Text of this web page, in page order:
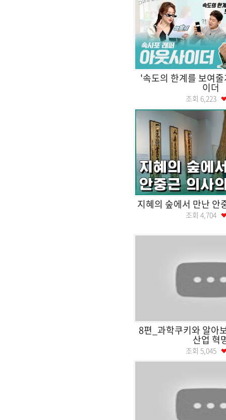
'속도의 한계를 보여
이더
조회 6,223
지혜의 숲에서 만난 안
조회 4,704
8편_과학쿠키와 알아
산업 혁
조회 5,045